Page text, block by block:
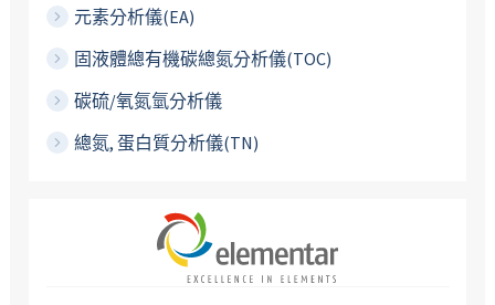
元素分析儀(EA)
固液體總有機碳總氮分析儀(TOC)
碳硫/氧氮氫分析儀
總氮, 蛋白質分析儀(TN)